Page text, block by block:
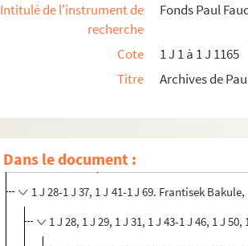
Intitulé de l'instrument de
recherche
Fonds Paul
Cote
1 J 1 à 1 J 1165
Titre
Archives de
Dans le document :
Archives Tchèques
1 J 3-1 J 27, 1 J 38-1 J 40. Lida Durdikova
1 J 28-1 J 37, 1 J 41-1 J 69. Frantisek
1 J 28, 1 J 29, 1 J 31, 1 J 43-1 J 46, 1 J